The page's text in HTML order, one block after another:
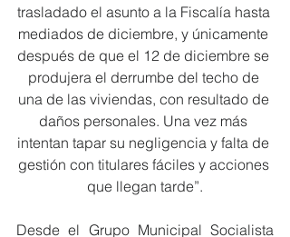
trasladado el asunto a la Fiscalía hasta
mediados de diciembre, y únicamente
después de que el 12 de diciembre se
produjera el derrumbe del techo de
una de las viviendas, con resultado de
daños personales. Una vez más
intentan tapar su negligencia y falta de
gestión con titulares fáciles y acciones
que llegan tarde”.
Desde el Grupo Municipal Socialista